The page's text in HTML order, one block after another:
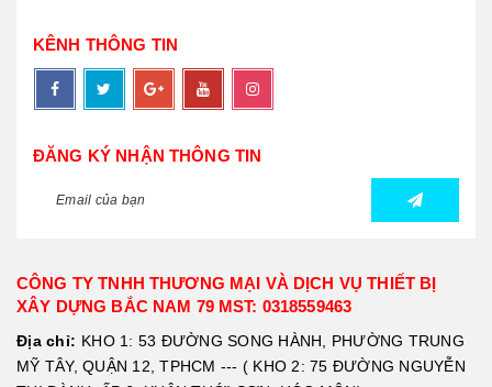
KÊNH THÔNG TIN
ĐĂNG KÝ NHẬN THÔNG TIN
CÔNG TY TNHH THƯƠNG MẠI VÀ DỊCH VỤ THIẾT BỊ
XÂY DỰNG BẮC NAM 79 MST: 0318559463
Địa chỉ: KHO 1: 53 ĐƯỜNG SONG HÀNH, PHƯỜNG TRUNG
MỸ TÂY, QUẬN 12, TPHCM --- ( KHO 2: 75 ĐƯỜNG NGUYỄN